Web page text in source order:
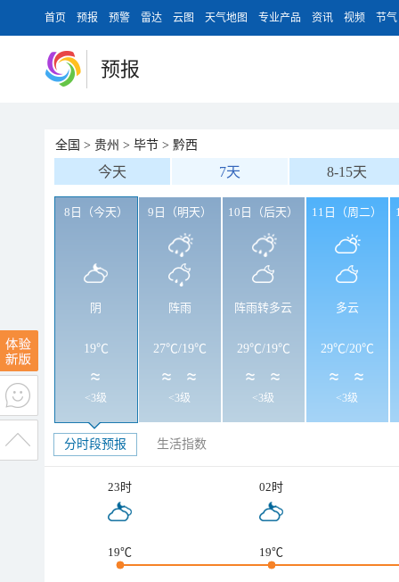
首页 预报 预警 雷达 云图 天气地图 专业产品 资讯 视频 节气
预报
全国 > 贵州 > 毕节 > 黔西
今天 7天 8-15天
8日（今天）
阴
19℃
<3级
9日（明天）
阵雨
27℃/19℃
<3级
10日（后天）
阵雨转多云
29℃/19℃
<3级
11日（周二）
多云
29℃/20℃
<3级
分时段预报 生活指数
23时 02时
19℃ 19℃